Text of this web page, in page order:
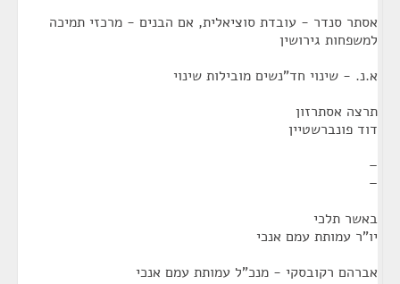
אסתר סנדר - עובדת סוציאלית, אם הבנים - מרכזי תמיכה
למשפחות גירושין
א.נ. - שינוי חד"נשים מובילות שינוי
תרצה אסתרזון
דוד פונברשטיין
–
–
באשר תלכי
יו"ר עמותת עמם אנכי
אברהם רקובסקי - מנכ"ל עמותת עמם אנכי